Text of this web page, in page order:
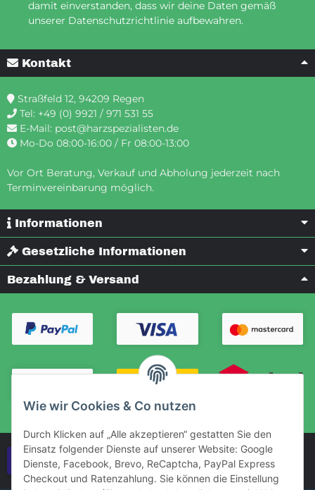
Wie wir Cookies & Co nutzen
Durch Klicken auf „Alle akzeptieren“ gestatten Sie den
Einsatz folgender Dienste auf unserer Website: Google
Dienste, Facebook, Brevo, ReCaptcha, PayPal Express
Checkout und Ratenzahlung. Sie können die Einstellung
damit einverstanden, dass wir deine Daten gemäß
unserer Datenschutzrichtlinie aufbewahren.
Kontakt
Straßfeld 12, 94209 Regen
Tel: +49 (0) 9921 / 971 531 55
E-Mail: post@harzspezialisten.de
Mo-Do 08:00-16:00 / Fr 08:00-13:00
Vor Ort Beratung, Verkauf und Abholung jederzeit nach
Terminvereinbarung möglich.
Informationen
Gesetzliche Informationen
Bezahlung & Versand
Vertrag widerrufen